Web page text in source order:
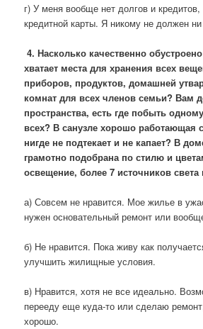
г) У меня вообще нет долгов и
кредитной карты. Я никому не должен
4. Насколько качественно
хватает места для хранения всех
приборов, продуктов, домашней
комнат для всех членов семьи? Вам
пространства, есть где побыть
всех? В санузле хорошо работающая
нигде не подтекает и не капает? В
грамотно подобрана по стилю и
освещение, более 7 источников
а) Совсем не нравится. Мое жилье в
нужен основательный ремонт или
б) Не нравится. Пока живу как
улучшить жилищные условия.
в) Нравится, хотя не все идеально.
перееду еще куда-то или сделаю
хорошо.